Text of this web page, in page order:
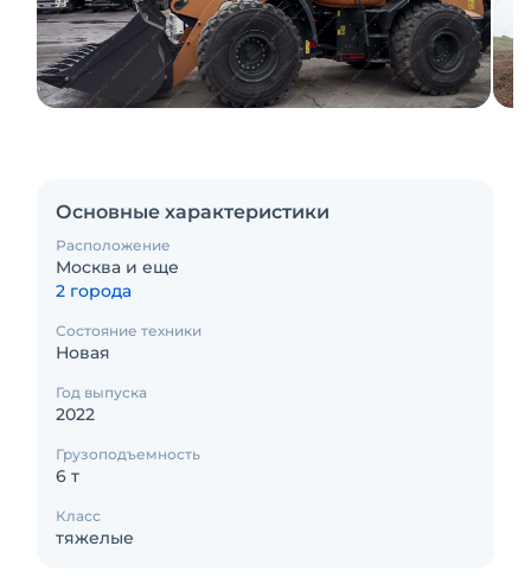
Основные характеристики
Расположение
Москва и еще
2 города
Состояние техники
Новая
Год выпуска
2022
Грузоподъемность
6 т
Класс
тяжелые